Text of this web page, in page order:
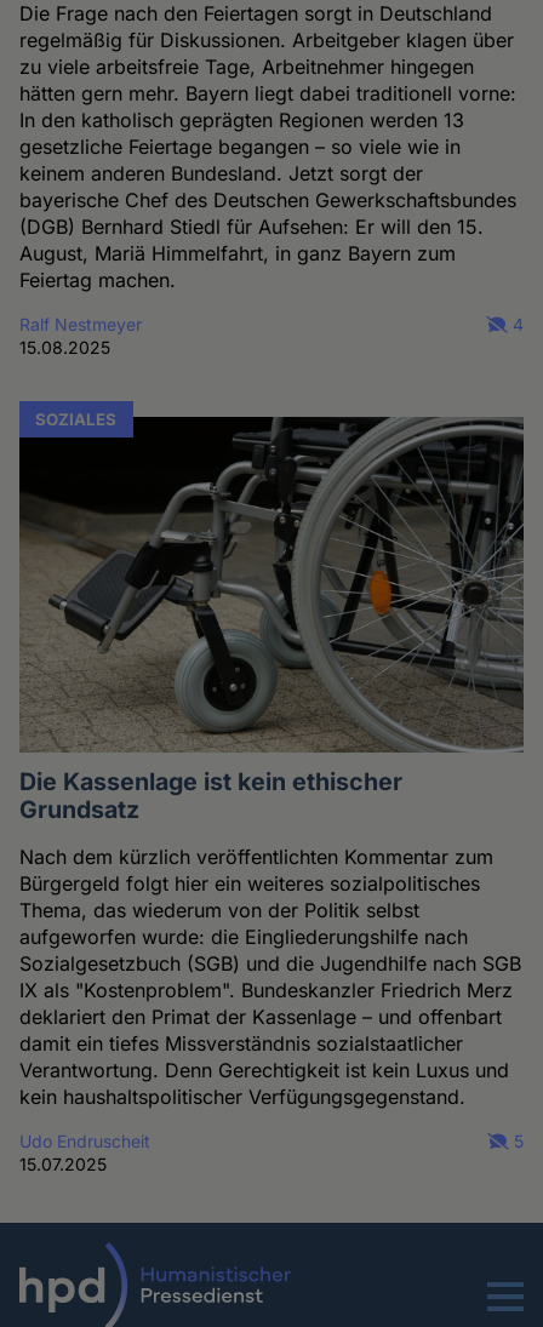
Die Frage nach den Feiertagen sorgt in Deutschland
regelmäßig für Diskussionen. Arbeitgeber klagen über
zu viele arbeitsfreie Tage, Arbeitnehmer hingegen
hätten gern mehr. Bayern liegt dabei traditionell vorne:
In den katholisch geprägten Regionen werden 13
gesetzliche Feiertage begangen – so viele wie in
keinem anderen Bundesland. Jetzt sorgt der
bayerische Chef des Deutschen Gewerkschaftsbundes
(DGB) Bernhard Stiedl für Aufsehen: Er will den 15.
August, Mariä Himmelfahrt, in ganz Bayern zum
Feiertag machen.
Ralf Nestmeyer
15.08.2025
4
SOZIALES
Die Kassenlage ist kein ethischer
Grundsatz
Nach dem kürzlich veröffentlichten Kommentar zum
Bürgergeld folgt hier ein weiteres sozialpolitisches
Thema, das wiederum von der Politik selbst
aufgeworfen wurde: die Eingliederungshilfe nach
Sozialgesetzbuch (SGB) und die Jugendhilfe nach SGB
IX als "Kostenproblem". Bundeskanzler Friedrich Merz
deklariert den Primat der Kassenlage – und offenbart
damit ein tiefes Missverständnis sozialstaatlicher
Verantwortung. Denn Gerechtigkeit ist kein Luxus und
kein haushaltspolitischer Verfügungsgegenstand.
Udo Endruscheit
15.07.2025
5
Menu